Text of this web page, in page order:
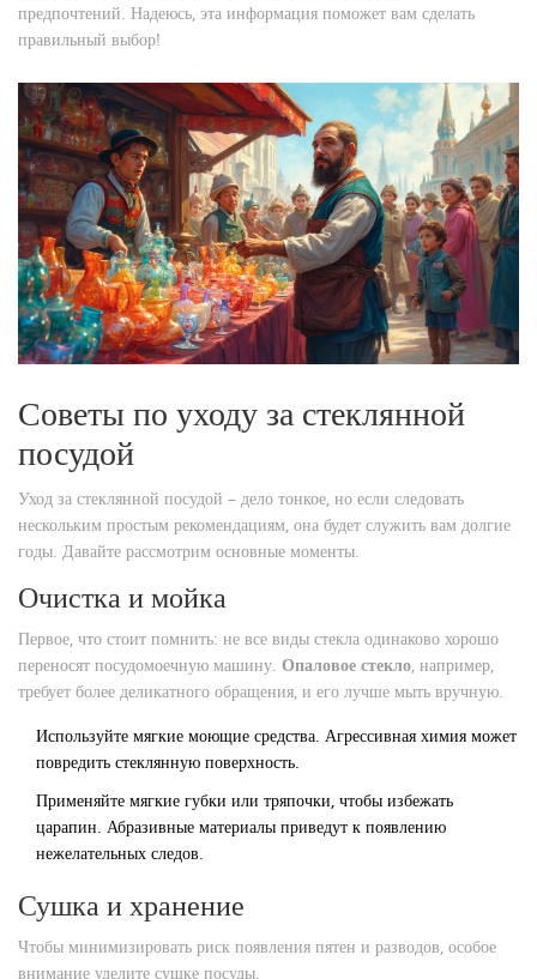
предпочтений. Надеюсь, эта информация поможет вам сделать
правильный выбор!
Советы по уходу за стеклянной
посудой
Уход за стеклянной посудой – дело тонкое, но если следовать
нескольким простым рекомендациям, она будет служить вам долгие
годы. Давайте рассмотрим основные моменты.
Очистка и мойка
Первое, что стоит помнить: не все виды стекла одинаково хорошо
переносят посудомоечную машину. Опаловое стекло, например,
требует более деликатного обращения, и его лучше мыть вручную.
Используйте мягкие моющие средства. Агрессивная химия может
повредить стеклянную поверхность.
Применяйте мягкие губки или тряпочки, чтобы избежать
царапин. Абразивные материалы приведут к появлению
нежелательных следов.
Сушка и хранение
Чтобы минимизировать риск появления пятен и разводов, особое
внимание уделите сушке посуды.